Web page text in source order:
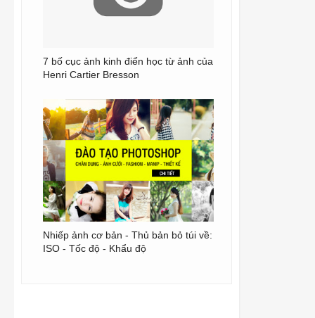
7 bố cục ảnh kinh điển học từ ảnh của
Henri Cartier Bresson
Nhiếp ảnh cơ bản - Thủ bản bỏ túi về:
ISO - Tốc độ - Khẩu độ